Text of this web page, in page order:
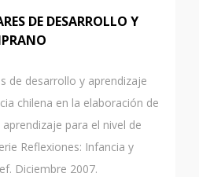
DE DESARROLLO Y
de desarrollo y aprendizaje
chilena en la elaboración de
para el nivel de
Reflexiones: Infancia y
Diciembre 2007.